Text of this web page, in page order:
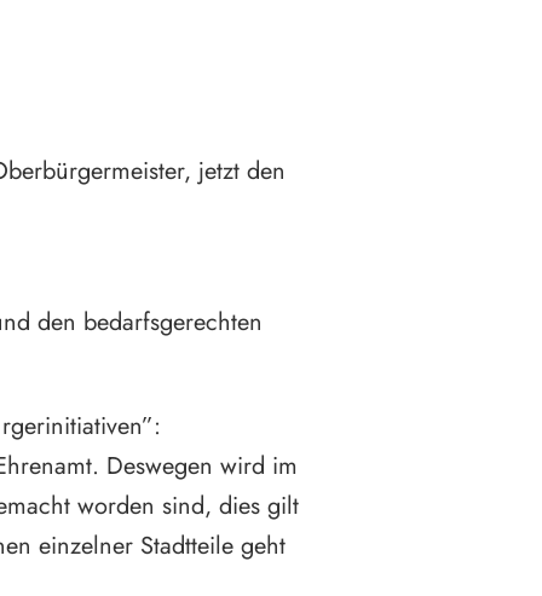
jetzt den
den bedarfsgerechten
Deswegen wird im
worden sind, dies gilt
einzelner Stadtteile geht